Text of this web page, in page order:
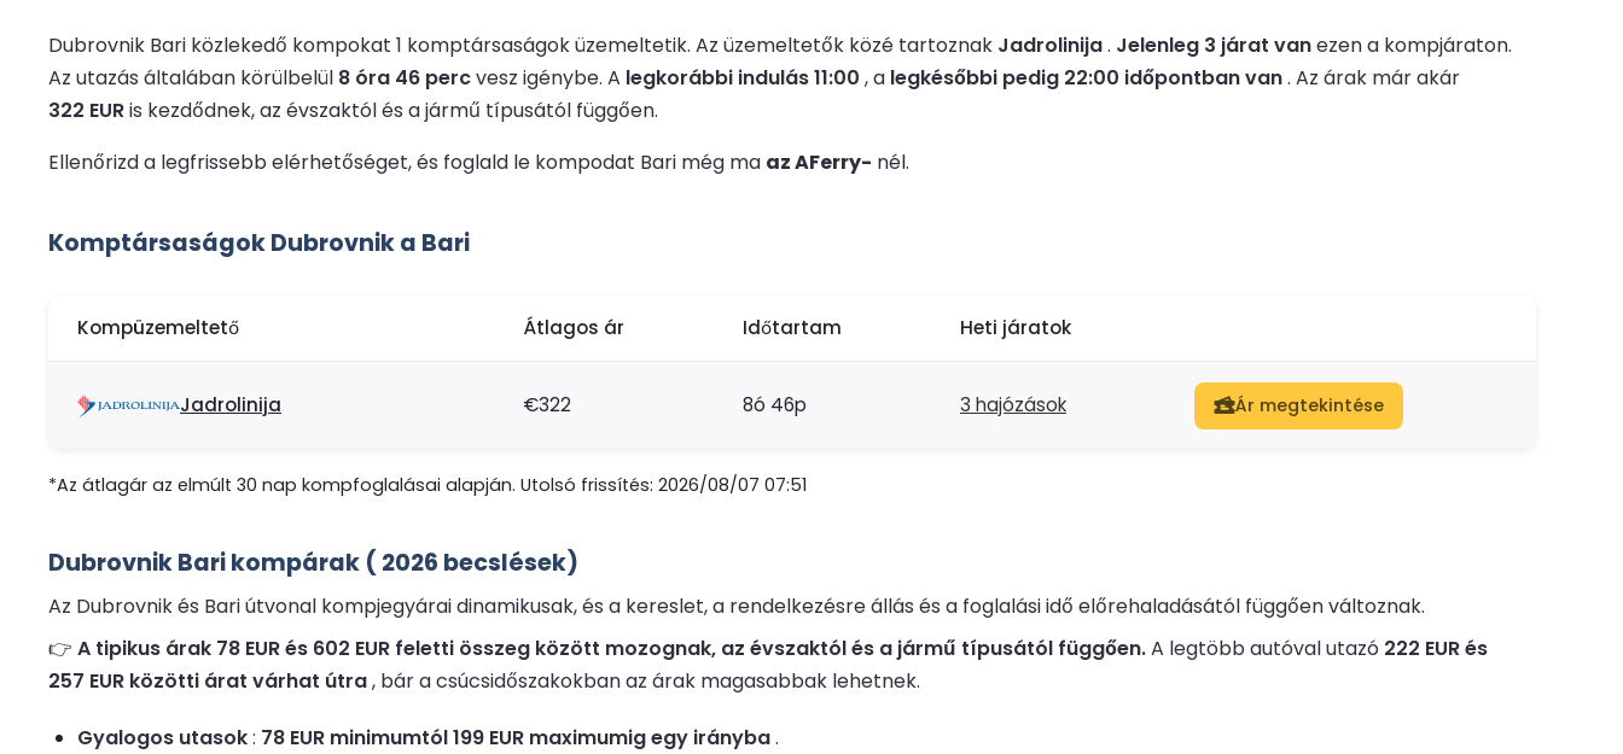
Dubrovnik Bari közlekedő kompokat 1 komptársaságok üzemeltetik. Az üzemeltetők közé tartoznak Jadrolinija. Jelenleg 3 járat vanezen a kompjáraton.
Az utazás általában körülbelül 8 óra 46 percvesz igénybe. A legkorábbi indulás 11:00 , a legkésőbbi pedig 22:00 időpontban van. Az árak már akár
322 EURis kezdődnek, az évszaktól és a jármű típusától függően.
Ellenőrizd a legfrissebb elérhetőséget, és foglald le kompodat Bari még ma az AFerry- nél.
Komptársaságok Dubrovnik a Bari
Kompüzemeltető Átlagos ár Időtartam Heti járatok
Jadrolinija €322 8ó 46p 3 hajózások Ár megtekintése
*Az átlagár az elmúlt 30 nap kompfoglalásai alapján. Utolsó frissítés: 2026/08/07 07:51
Dubrovnik Bari kompárak ( 2026 becslések)
Az Dubrovnik és Bari útvonal kompjegyárai dinamikusak, és a kereslet, a rendelkezésre állás és a foglalási idő előrehaladásától függően változnak.
👉 A tipikus árak 78 EUR és 602 EUR feletti összeg között mozognak, az évszaktól és a jármű típusától függően.A legtöbb autóval utazó 222 EUR és
257 EUR közötti árat várhat útra, bár a csúcsidőszakokban az árak magasabbak lehetnek.
Gyalogos utasok: 78 EUR minimumtól 199 EUR maximumig egy irányba.